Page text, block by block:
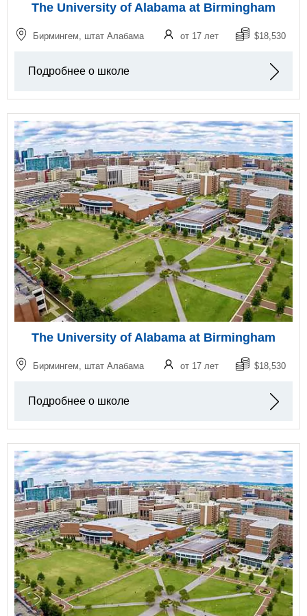
The University of Alabama at Birmingham
Бирмингем, штат Алабама от 17 лет $18,530
Подробнее о школе
The University of Alabama at Birmingham
Бирмингем, штат Алабама от 17 лет $18,530
Подробнее о школе